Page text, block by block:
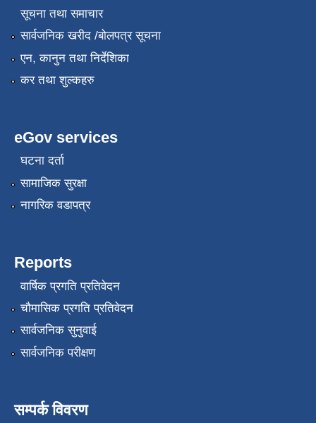
सूचना तथा समाचार
सार्वजनिक खरीद /बोलपत्र सूचना
एन, कानुन तथा निर्देशिका
कर तथा शुल्कहरु
eGov services
घटना दर्ता
सामाजिक सुरक्षा
नागरिक वडापत्र
Reports
वार्षिक प्रगति प्रतिवेदन
चौमासिक प्रगति प्रतिवेदन
सार्वजनिक सुनुवाई
सार्वजनिक परीक्षण
सम्पर्क विवरण